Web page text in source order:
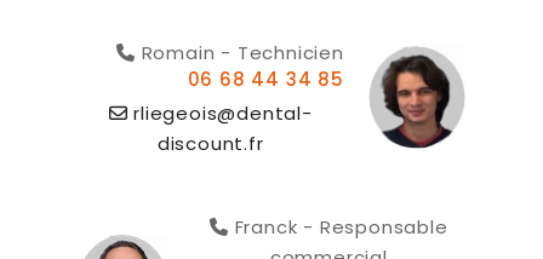
Romain - Technicien
06 68 44 34 85
rliegeois@dental-
discount.fr
Franck - Responsable